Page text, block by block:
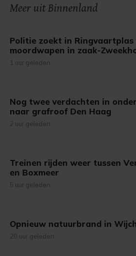
onze cookiepagina kun je ons
gemaakte keuze altijd wijzigen of
Meer uit Binnenland
Politie zoekt in Ringvaartplas
moordwapen in zaak-
1 uur geleden
Nog twee verdachten in
naar grafroof Den Haag
2 uur geleden
Treinen rijden weer tussen
en Boxmeer
5 uur geleden
Opnieuw natuurbrand in
20 uur geleden